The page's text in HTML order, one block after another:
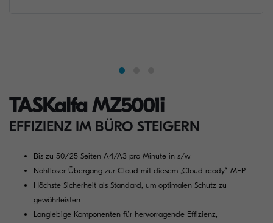
TASKalfa MZ5001i
EFFIZIENZ IM BÜRO STEIGERN
Bis zu 50/25 Seiten A4/A3 pro Minute in s/w
Nahtloser Übergang zur Cloud mit diesem „Cloud ready“-MFP
Höchste Sicherheit als Standard, um optimalen Schutz zu
gewährleisten
Langlebige Komponenten für hervorragende Effizienz,